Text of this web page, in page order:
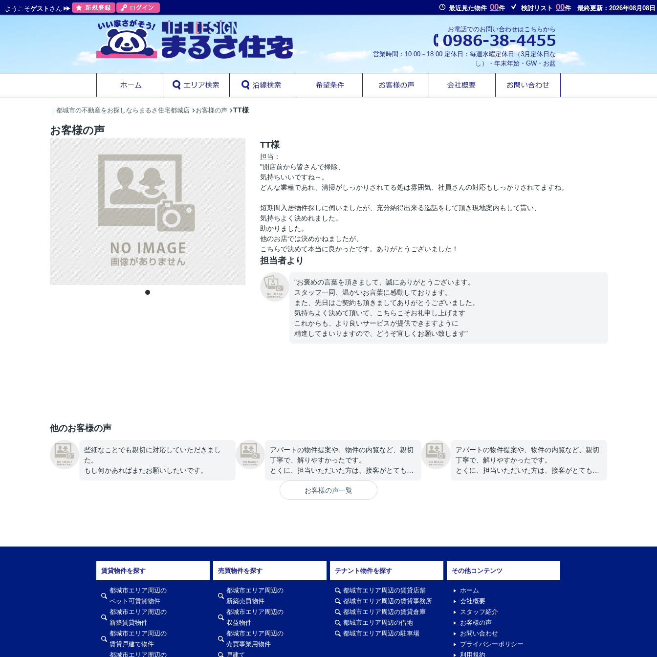
ようこそゲスト さん 最近見た物件 00件 検討リスト 00件 最終更新：2026年08月08日
お電話でのお問い合わせはこちらから
営業時間：10:00～18:00 定休日：毎週水曜定休日（3月定休日な
し）・年末年始・GW・お盆
｜都城市の不動産をお探しならまるさ住宅都城店 お客様の声 TT様
お客様の声
TT様
担当：
"開店前から皆さんで掃除、
気持ちいいですね～。
どんな業種であれ、清掃がしっかりされてる処は雰囲気、社員さんの対応もしっかりされてますね。
短期間入居物件探しに伺いましたが、充分納得出来る迄話をして頂き現地案内もして貰い、
気持ちよく決めれました。
助かりました。
他のお店では決めかねましたが、
こちらで決めて本当に良かったです。ありがとうございました！
担当者より
"お褒めの言葉を頂きまして、誠にありがとうございます。
スタッフ一同、温かいお言葉に感動しております。
また、先日はご契約も頂きましてありがとうございました。
気持ちよく決めて頂いて、こちらこそお礼申し上げます
これからも、より良いサービスが提供できますように
精進してまいりますので、どうぞ宜しくお願い致します"
他のお客様の声
些細なことでも親切に対応していただきまし
た。
もし何かあればまたお願いしたいです。
アパートの物件提案や、物件の内覧など、親切
丁寧で、解りやすかったです。
とくに、担当いただいた方は、接客がとても良
かったです。
ありがとうございました。
アパートの物件提案や、物件の内覧など、親切
丁寧で、解りやすかったです。
とくに、担当いただいた方は、接客がとても良
お客様の声一覧
賃貸物件を探す
都城市エリア周辺の
ペット可賃貸物件
都城市エリア周辺の
新築賃貸物件
都城市エリア周辺の
賃貸戸建て物件
都城市エリア周辺の
売買物件を探す
都城市エリア周辺の
新築売買物件
都城市エリア周辺の
収益物件
都城市エリア周辺の
売買事業用物件
戸建て
テナント物件を探す
都城市エリア周辺の賃貸店舗
都城市エリア周辺の賃貸事務所
都城市エリア周辺の賃貸倉庫
都城市エリア周辺の借地
都城市エリア周辺の駐車場
その他コンテンツ
ホーム
会社概要
スタッフ紹介
お客様の声
お問い合わせ
プライバシーポリシー
利用規約